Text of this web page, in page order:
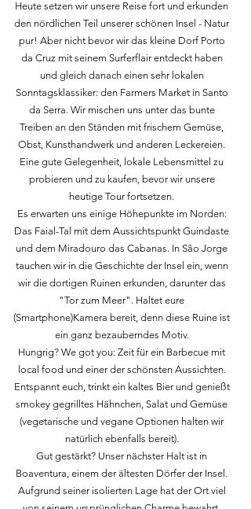
Heute setzen wir unsere Reise fort und erkunden
den nördlichen Teil unserer schönen Insel - Natur
pur! Aber nicht bevor wir das kleine Dorf Porto
da Cruz mit seinem Surferflair entdeckt haben
und gleich danach einen sehr lokalen
Sonntagsklassiker: den Farmers Market in Santo
da Serra. Wir mischen uns unter das bunte
Treiben an den Ständen mit frischem Gemüse,
Obst, Kunsthandwerk und anderen Leckereien.
Eine gute Gelegenheit, lokale Lebensmittel zu
probieren und zu kaufen, bevor wir unsere
heutige Tour fortsetzen.
Es erwarten uns einige Höhepunkte im Norden:
Das Faial-Tal mit dem Aussichtspunkt Guindaste
und dem Miradouro das Cabanas. In São Jorge
tauchen wir in die Geschichte der Insel ein, wenn
wir die dortigen Ruinen erkunden, darunter das
"Tor zum Meer". Haltet eure
(Smartphone)Kamera bereit, denn diese Ruine ist
ein ganz bezauberndes Motiv.
Hungrig? We got you: Zeit für ein Barbecue mit
local food und einer der schönsten Aussichten.
Entspannt euch, trinkt ein kaltes Bier und genießt
smokey gegrilltes Hähnchen, Salat und Gemüse
(vegetarische und vegane Optionen halten wir
natürlich ebenfalls bereit).
Gut gestärkt? Unser nächster Halt ist in
Boaventura, einem der ältesten Dörfer der Insel.
Aufgrund seiner isolierten Lage hat der Ort viel